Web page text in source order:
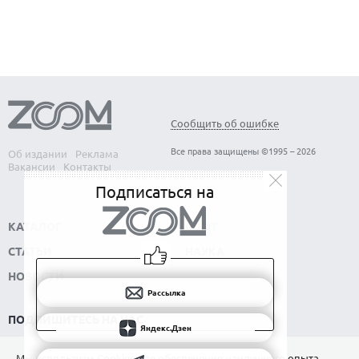
Об издании
Реклама
Вакансии
Контакты
Сообщить об ошибке
Все права защищены ©1995 – 2026
КАТАЛОГ
СТАТЬИ
НОВОСТИ
СОФТ
ПОДПИШИТЕСЬ НА НАС
РАССЫЛКА
Подписаться на
Рассылка
Яндекс.Дзен